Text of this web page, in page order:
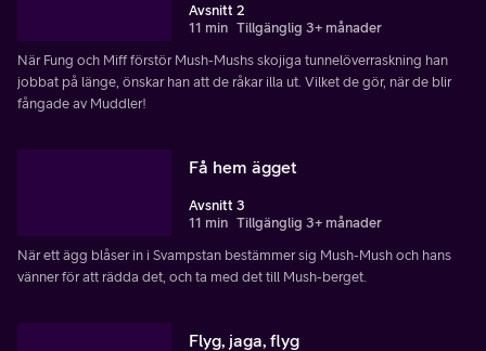
Avsnitt 2
11 min Tillgänglig 3+ månader
När Fung och Miff förstör Mush-Mushs skojiga tunnelöverraskning han
jobbat på länge, önskar han att de råkar illa ut. Vilket de gör, när de blir
fångade av Muddler!
Få hem ägget
Avsnitt 3
11 min Tillgänglig 3+ månader
När ett ägg blåser in i Svampstan bestämmer sig Mush-Mush och hans
vänner för att rädda det, och ta med det till Mush-berget.
Flyg, jaga, flyg